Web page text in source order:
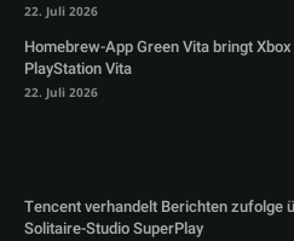
22. Juli 2026
Homebrew-App Green Vita bringt
PlayStation Vita
22. Juli 2026
Tencent verhandelt Berichten zufolge
Solitaire-Studio SuperPlay